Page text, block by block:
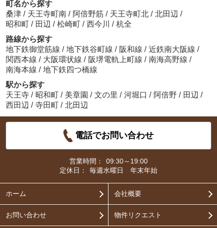
町名から探す
桑津 / 天王寺町南 / 阿倍野筋 / 天王寺町北 / 北田辺 /
昭和町 / 田辺 / 松崎町 / 西今川 / 杭全
路線から探す
地下鉄御堂筋線 / 地下鉄谷町線 / 阪和線 / 近鉄南大阪線 /
関西本線 / 大阪環状線 / 阪堺電軌上町線 / 南海高野線 /
南海本線 / 地下鉄四つ橋線
駅から探す
天王寺 / 昭和町 / 美章園 / 文の里 / 河堀口 / 阿倍野 / 田辺 /
西田辺 / 寺田町 / 北田辺
電話でお問い合わせ
営業時間：
09:30～19:00
定休日：
毎週水曜日 年末年始
ホーム 会社概要
お問い合わせ 物件リクエスト